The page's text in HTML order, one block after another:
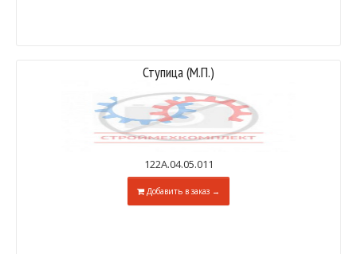
Ступица (М.П.)
122А.04.05.011
Добавить в заказ →